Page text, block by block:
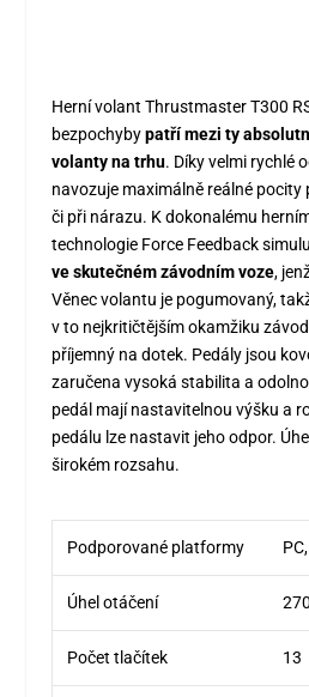
Herní volant Thrustmaster T300
bezpochybypatří mezi ty
volanty na trhu. Díky velmi rychlé
navozuje maximálně reálné pocity
či při nárazu. K dokonalému
technologie Force Feedback
ve skutečném závodním voze,
Věnec volantu je pogumovaný,
v to nejkritičtějším okamžiku
příjemný na dotek. Pedály jsou
zaručena vysoká stabilita a
pedál mají nastavitelnou výšku a
pedálu lze nastavit jeho odpor.
širokém rozsahu.
Podporované platformy
Úhel otáčení
Počet tlačítek 13